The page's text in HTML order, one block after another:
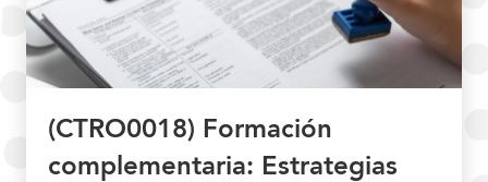
(CTRO0018) Formación
complementaria: Estrategias